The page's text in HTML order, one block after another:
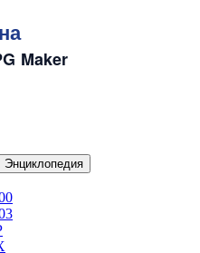
Энциклопедия